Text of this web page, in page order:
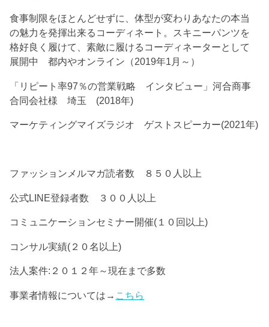
食事制限をほとんどせずに、体型が変わりあなたの本当
の魅力を発揮出来るコーディネート。スキニーパンツを
格好良く履けて、素敵に履けるコーディネーターとして
展開中 都内やオンライン（2019年1月～）
「リピート率97％の営業戦略 インタビュー」河合商事
合同会社様 埼玉 (2018年)
マーケティングマイズラジオ ゲストスピーカー(2021年)
ファッションメルマガ読者数 ８５０人以上
公式LINE登録者数 ３００人以上
コミュニケーションセミナー開催(１０回以上)
コンサル実績(２０名以上)
法人案件:２０１２年～現在まで多数
事業者情報については→ こちら